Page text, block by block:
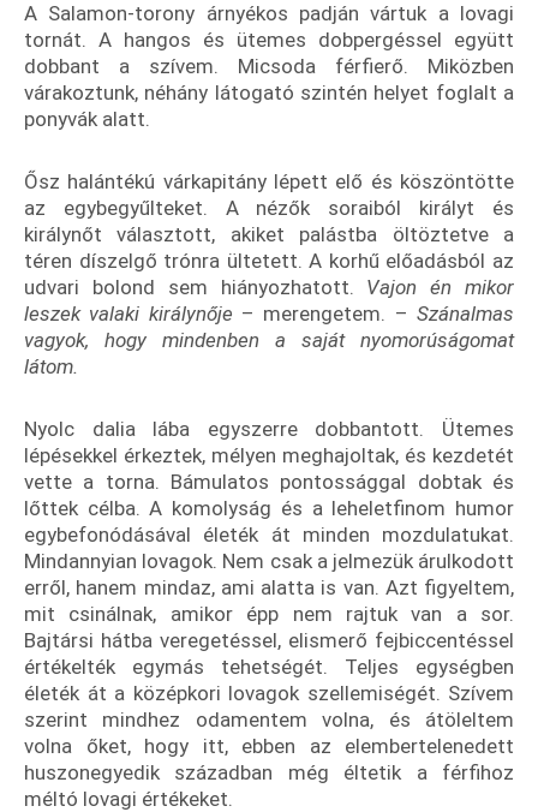
A Salamon-torony árnyékos padján vártuk a lovagi
tornát. A hangos és ütemes dobpergéssel együtt
dobbant a szívem. Micsoda férfierő. Miközben
várakoztunk, néhány látogató szintén helyet foglalt a
ponyvák alatt.
Ősz halántékú várkapitány lépett elő és köszöntötte
az egybegyűlteket. A nézők soraiból királyt és
királynőt választott, akiket palástba öltöztetve a
téren díszelgő trónra ültetett. A korhű előadásból az
udvari bolond sem hiányozhatott. Vajon én mikor
leszek valaki királynője – merengetem. –Szánalmas
vagyok, hogy mindenben a saját nyomorúságomat
látom.
Nyolc dalia lába egyszerre dobbantott. Ütemes
lépésekkel érkeztek, mélyen meghajoltak, és kezdetét
vette a torna. Bámulatos pontossággal dobtak és
lőttek célba. A komolyság és a leheletfinom humor
egybefonódásával életék át minden mozdulatukat.
Mindannyian lovagok. Nem csak a jelmezük árulkodott
erről, hanem mindaz, ami alatta is van. Azt figyeltem,
mit csinálnak, amikor épp nem rajtuk van a sor.
Bajtársi hátba veregetéssel, elismerő fejbiccentéssel
értékelték egymás tehetségét. Teljes egységben
életék át a középkori lovagok szellemiségét. Szívem
szerint mindhez odamentem volna, és átöleltem
volna őket, hogy itt, ebben az elembertelenedett
huszonegyedik században még éltetik a férfihoz
méltó lovagi értékeket.